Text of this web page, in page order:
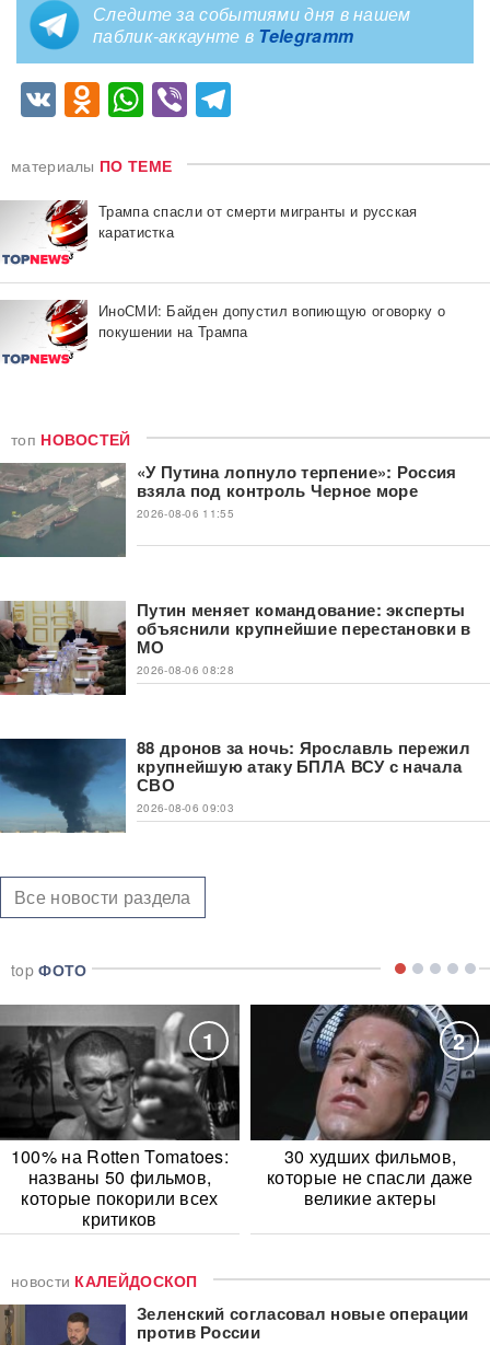
Следите за событиями дня в нашем
паблик-аккаунте в Telegramm
VKOdnoklassniki
WhatsApp
Viber
материалы ПО ТЕМЕ
Трампа спасли от смерти мигранты и русская
каратистка
ИноСМИ: Байден допустил вопиющую оговорку о
покушении на Трампа
топ НОВОСТЕЙ
«У Путина лопнуло терпение»: Россия
взяла под контроль Черное море
2026-08-06 11:55
Путин меняет командование: эксперты
объяснили крупнейшие перестановки в
МО
2026-08-06 08:28
88 дронов за ночь: Ярославль пережил
крупнейшую атаку БПЛА ВСУ с начала
СВО
2026-08-06 09:03
Все новости раздела
topФОТО
1
100% на Rotten Tomatoes:
названы 50 фильмов,
которые покорили всех
критиков
2
30 худших фильмов,
которые не спасли даже
великие актеры
новости КАЛЕЙДОСКОП
Зеленский согласовал новые операции
против России